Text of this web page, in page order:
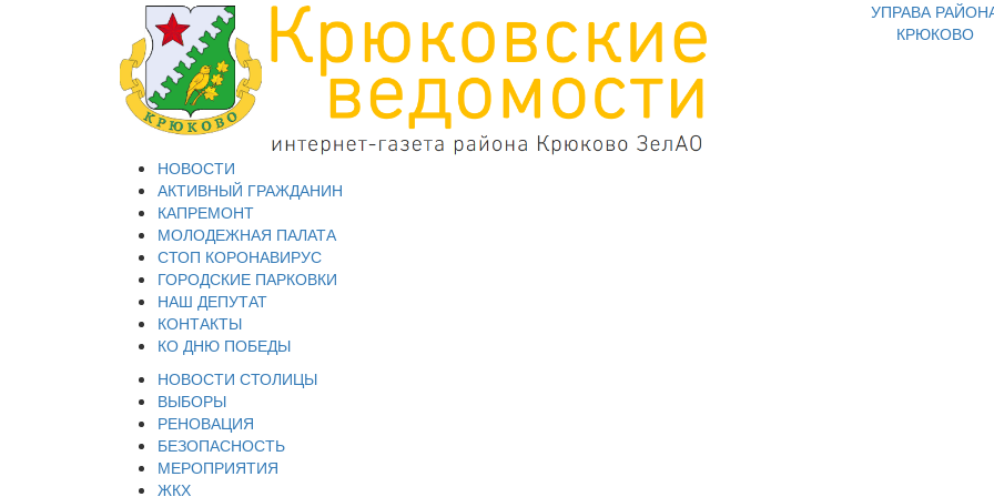
УПРАВА
КРЮКОВО
НОВОСТИ
АКТИВНЫЙ ГРАЖДАНИН
КАПРЕМОНТ
МОЛОДЕЖНАЯ ПАЛАТА
СТОП КОРОНАВИРУС
ГОРОДСКИЕ ПАРКОВКИ
НАШ ДЕПУТАТ
КОНТАКТЫ
КО ДНЮ ПОБЕДЫ
НОВОСТИ СТОЛИЦЫ
ВЫБОРЫ
РЕНОВАЦИЯ
БЕЗОПАСНОСТЬ
МЕРОПРИЯТИЯ
ЖКХ